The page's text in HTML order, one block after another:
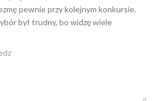
pewnie przy kolejnym konkursie.
był trudny, bo widzę wiele